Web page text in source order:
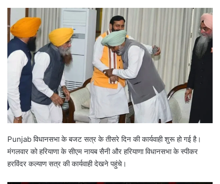
Punjab विधानसभा के बजट सत्र के तीसरे दिन की कार्यवाही शुरू हो गई है।
मंगलवार को हरियाणा के सीएम नायब सैनी और हरियाणा विधानसभा के स्पीकर
हरविंदर कल्याण सत्र की कार्यवाही देखने पहुंचे।